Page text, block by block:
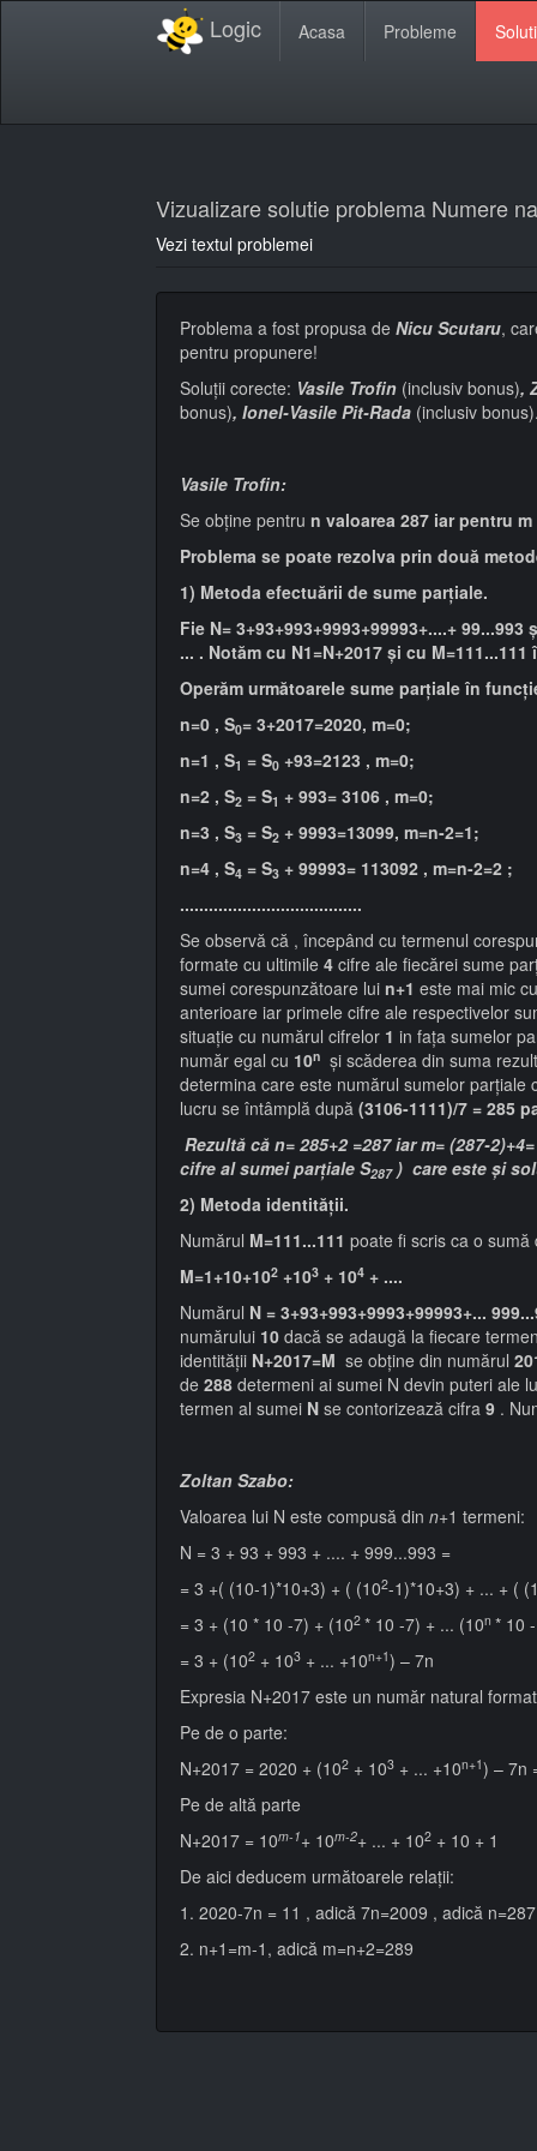
Logic Acasa Probleme
Vizualizare solutie problema Numere
Vezi textul problemei
Problema a fost propusa de Nicu Scutaru,
pentru propunere!
Soluţii corecte: Vasile Trofin (inclusiv bonus),
bonus), Ionel-Vasile Pit-Rada (inclusiv
Vasile Trofin:
Se obține pentru n valoarea 287 iar pentru
Problema se poate rezolva prin două
1) Metoda efectuării de sume parțiale.
Fie N= 3+93+993+9993+99993+....+
... . Notăm cu N1=N+2017 și cu
Operăm următoarele sume parțiale în
n=0 , S0= 3+2017=2020, m=0;
n=1 , S1 = S0 +93=2123 , m=0;
n=2 , S2 = S1 + 993= 3106 , m=0;
n=3 , S3 = S2 + 9993=13099, m=n-2=1;
n=4 , S4 = S3 + 99993= 113092 , m=n-2=2 ;
......................................
Se observă că , începând cu termenul
formate cu ultimile 4 cifre ale fiecărei sume
sumei corespunzătoare lui n+1 este mai mic
anterioare iar primele cifre ale respectivelor
situație cu numărul cifrelor 1 in fața sumelor
număr egal cu 10n și scăderea din suma
determina care este numărul sumelor
lucru se întâmplă după (3106-1111)/7 = 285
Rezultă că n= 285+2 =287 iar m= (287-
cifre al sumei parțiale S287) care este și
2) Metoda identității.
Numărul M=111...111 poate fi scris ca o
M=1+10+102 +103 + 104 + ....
Numărul N = 3+93+993+9993+99993+...
numărului 10 dacă se adaugă la fiecare
identității N+2017=M se obține din numărul
de 288 determeni ai sumei N devin puteri ale
termen al sumei N se contorizează cifra 9 .
Zoltan Szabo:
Valoarea lui N este compusă din n+1 termeni:
N = 3 + 93 + 993 + .... + 999...993 =
= 3 +( (10-1)*10+3) + ( (102-1)*10+3) + ... + (
= 3 + (10 * 10 -7) + (102 * 10 -7) + ... (10n * 10
= 3 + (102 + 103 + ... +10n+1) – 7n
Expresia N+2017 este un număr natural
Pe de o parte:
N+2017 = 2020 + (102 + 103 + ... +10n+1) – 7n
Pe de altă parte
N+2017 = 10m-1+ 10m-2+ ... + 102 + 10 + 1
De aici deducem următoarele relații:
1. 2020-7n = 11 , adică 7n=2009 , adică n=287
2. n+1=m-1, adică m=n+2=289